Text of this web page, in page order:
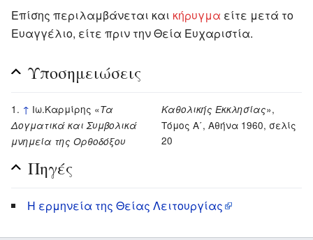
Επίσης περιλαμβάνεται και κήρυγμα είτε μετά το
Ευαγγέλιο, είτε πριν την Θεία Ευχαριστία.
Υποσημειώσεις
↑ Ιω.Καρμίρης «Τα
Δογματικά και Συμβολικά
μνημεία της Ορθοδόξου
Καθολικής Εκκλησίας»,
Τόμος Α΄, Αθήνα 1960, σελίς
20
Πηγές
Η ερμηνεία της Θείας Λειτουργίας